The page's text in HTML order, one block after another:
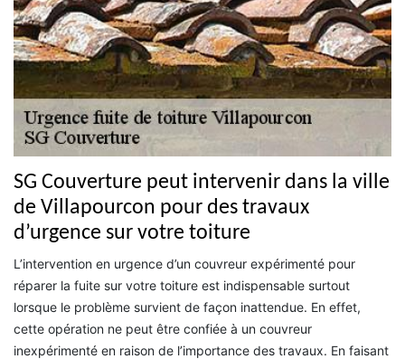
SG Couverture peut intervenir dans la ville
de Villapourcon pour des travaux
d’urgence sur votre toiture
L’intervention en urgence d’un couvreur expérimenté pour
réparer la fuite sur votre toiture est indispensable surtout
lorsque le problème survient de façon inattendue. En effet,
cette opération ne peut être confiée à un couvreur
inexpérimenté en raison de l’importance des travaux. En faisant